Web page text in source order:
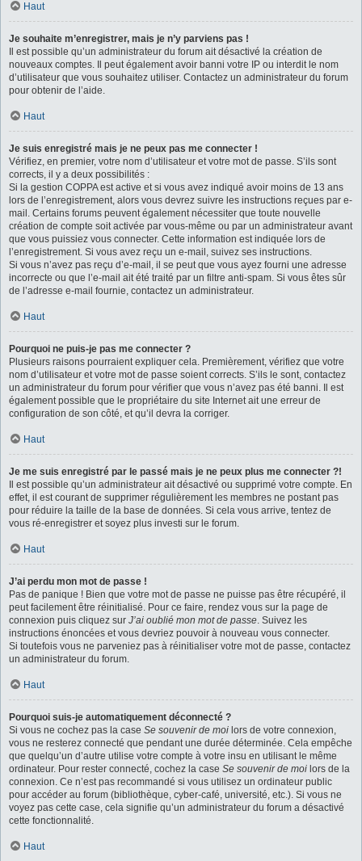
Haut
Je souhaite m’enregistrer, mais je n’y parviens pas !
Il est possible qu’un administrateur du forum ait désactivé la création de
nouveaux comptes. Il peut également avoir banni votre IP ou interdit le nom
d’utilisateur que vous souhaitez utiliser. Contactez un administrateur du forum
pour obtenir de l’aide.
Haut
Je suis enregistré mais je ne peux pas me connecter !
Vérifiez, en premier, votre nom d’utilisateur et votre mot de passe. S’ils sont
corrects, il y a deux possibilités :
Si la gestion COPPA est active et si vous avez indiqué avoir moins de 13 ans
lors de l’enregistrement, alors vous devrez suivre les instructions reçues par e-
mail. Certains forums peuvent également nécessiter que toute nouvelle
création de compte soit activée par vous-même ou par un administrateur avant
que vous puissiez vous connecter. Cette information est indiquée lors de
l’enregistrement. Si vous avez reçu un e-mail, suivez ses instructions.
Si vous n’avez pas reçu d’e-mail, il se peut que vous ayez fourni une adresse
incorrecte ou que l’e-mail ait été traité par un filtre anti-spam. Si vous êtes sûr
de l’adresse e-mail fournie, contactez un administrateur.
Haut
Pourquoi ne puis-je pas me connecter ?
Plusieurs raisons pourraient expliquer cela. Premièrement, vérifiez que votre
nom d’utilisateur et votre mot de passe soient corrects. S’ils le sont, contactez
un administrateur du forum pour vérifier que vous n’avez pas été banni. Il est
également possible que le propriétaire du site Internet ait une erreur de
configuration de son côté, et qu’il devra la corriger.
Haut
Je me suis enregistré par le passé mais je ne peux plus me connecter ?!
Il est possible qu’un administrateur ait désactivé ou supprimé votre compte. En
effet, il est courant de supprimer régulièrement les membres ne postant pas
pour réduire la taille de la base de données. Si cela vous arrive, tentez de
vous ré-enregistrer et soyez plus investi sur le forum.
Haut
J’ai perdu mon mot de passe !
Pas de panique ! Bien que votre mot de passe ne puisse pas être récupéré, il
peut facilement être réinitialisé. Pour ce faire, rendez vous sur la page de
connexion puis cliquez sur J’ai oublié mon mot de passe. Suivez les
instructions énoncées et vous devriez pouvoir à nouveau vous connecter.
Si toutefois vous ne parveniez pas à réinitialiser votre mot de passe, contactez
un administrateur du forum.
Haut
Pourquoi suis-je automatiquement déconnecté ?
Si vous ne cochez pas la case Se souvenir de moi lors de votre connexion,
vous ne resterez connecté que pendant une durée déterminée. Cela empêche
que quelqu’un d’autre utilise votre compte à votre insu en utilisant le même
ordinateur. Pour rester connecté, cochez la case Se souvenir de moi lors de la
connexion. Ce n’est pas recommandé si vous utilisez un ordinateur public
pour accéder au forum (bibliothèque, cyber-café, université, etc.). Si vous ne
voyez pas cette case, cela signifie qu’un administrateur du forum a désactivé
cette fonctionnalité.
Haut